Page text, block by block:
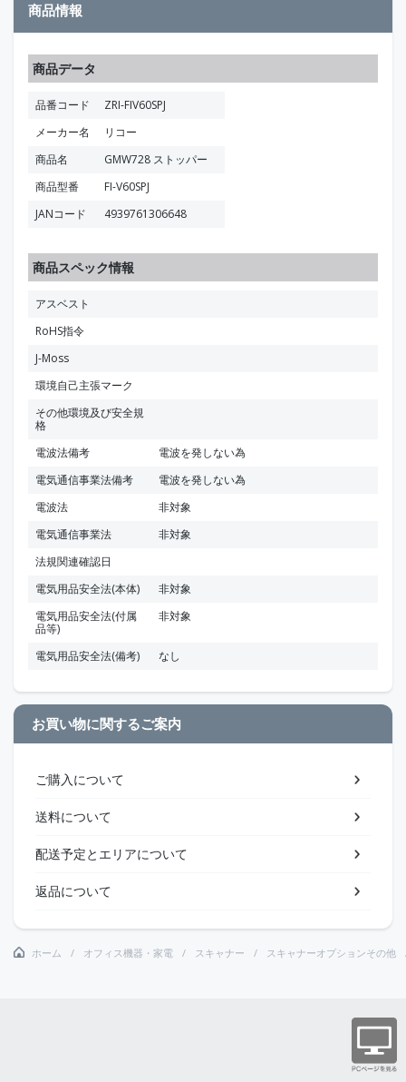
商品情報
商品データ
品番コード
ZRI-FIV60SPJ
メーカー名
リコー
商品名
GMW728 ストッパー
商品型番
FI-V60SPJ
JANコード
4939761306648
商品スペック情報
アスベスト
RoHS指令
J-Moss
環境自己主張マーク
その他環境及び安全規
格
電波法備考
電波を発しない為
電気通信事業法備考
電波を発しない為
電波法
非対象
電気通信事業法
非対象
法規関連確認日
電気用品安全法(本体)
非対象
電気用品安全法(付属
品等)
非対象
電気用品安全法(備考) なし
お買い物に関するご案内
ご購入について
送料について
配送予定とエリアについて
返品について
ホーム オフィス機器・家電 スキャナー スキャナーオプションその他